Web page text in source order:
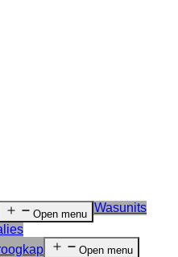
Open menu Wasunits
Open menu